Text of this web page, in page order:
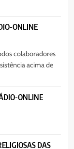
ONLINE
colaboradores
acima de
ONLINE
DAS